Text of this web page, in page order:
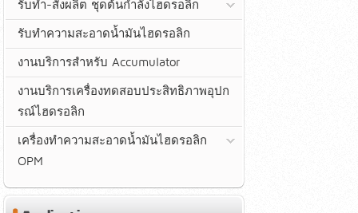
รับทำ-สั่งผลิต ชุดต้นกำลังไฮดรอลิก
รับทำความสะอาดน้ำมันไฮดรอลิก
งานบริการสำหรับ Accumulator
งานบริการเครื่องทดสอบประสิทธิภาพอุปก
รณ์ไฮดรอลิก
เครื่องทำความสะอาดน้ำมันไฮดรอลิก
OPM